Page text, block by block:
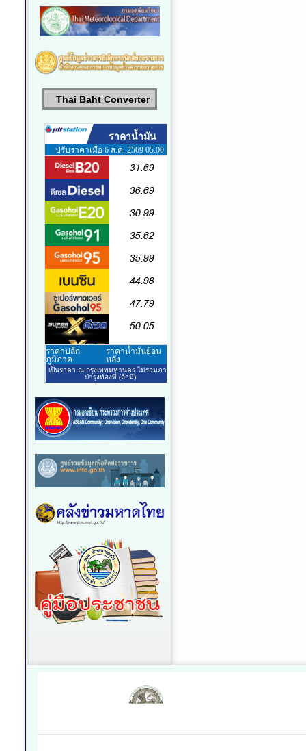
Thai Baht Converter